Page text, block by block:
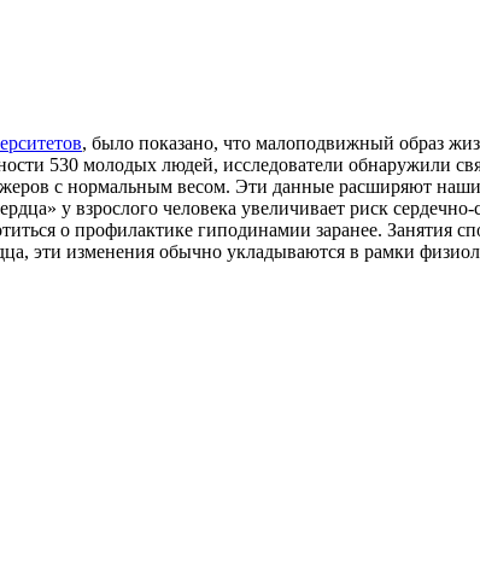
, было показано, что малоподвижный образ
530 молодых людей, исследователи обнаружили
с нормальным весом. Эти данные расширяют
у взрослого человека увеличивает риск
о профилактике гиподинамии заранее. Занятия
эти изменения обычно укладываются в рамки